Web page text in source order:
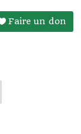
Faire un don